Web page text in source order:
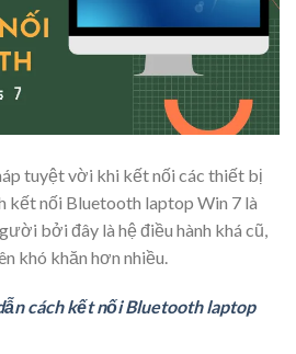
tuyệt vời khi kết nối các thiết bị
kết nối Bluetooth laptop Win 7 là
bởi đây là hệ điều hành khá cũ,
khó khăn hơn nhiều.
cách kết nối Bluetooth laptop